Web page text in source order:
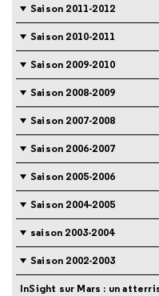
Saison 2011-2012
Saison 2010-2011
Saison 2009-2010
Saison 2008-2009
Saison 2007-2008
Saison 2006-2007
Saison 2005-2006
Saison 2004-2005
saison 2003-2004
Saison 2002-2003
InSight sur Mars : un